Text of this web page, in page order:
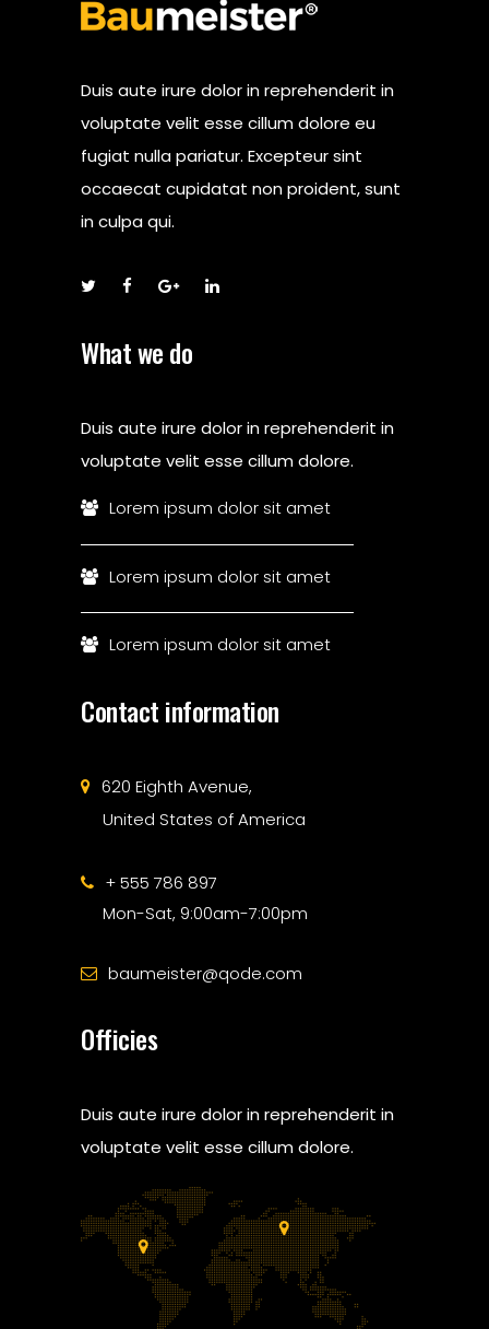
Duis aute irure dolor in reprehenderit in
voluptate velit esse cillum dolore eu
fugiat nulla pariatur. Excepteur sint
occaecat cupidatat non proident, sunt
in culpa qui.
What we do
Duis aute irure dolor in reprehenderit in
voluptate velit esse cillum dolore.
Lorem ipsum dolor sit amet
Lorem ipsum dolor sit amet
Lorem ipsum dolor sit amet
Contact information
620 Eighth Avenue,
United States of America
+ 555 786 897
Mon-Sat, 9:00am-7:00pm
baumeister@qode.com
Officies
Duis aute irure dolor in reprehenderit in
voluptate velit esse cillum dolore.